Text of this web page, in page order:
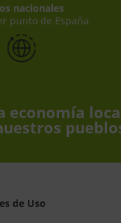
nacionales
punto de España
economía
de Uso